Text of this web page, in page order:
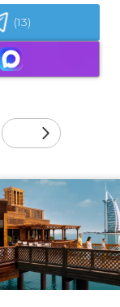
(13)